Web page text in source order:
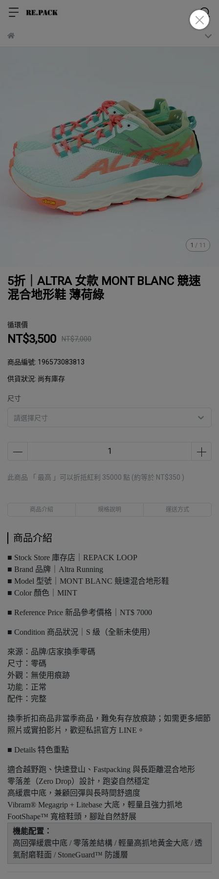
1 / 11
5折｜ALTRA 女款 MONT BLANC 競速
混合地形鞋 薄荷綠
循環價
NT$3,500 NT$7,000
商品編號: 196573083813
供貨狀況: 尚有庫存
尺寸
請選擇尺寸
此商品 「 最高 」可以折抵紅利 35000 點 (約等於 NT$350 )
商品介紹 規格說明 運送方式
商品介紹
■ Stock Store 庫存店｜REPACK LOOP
■ Brand 品牌｜Altra Running
■ Model 型號｜MONT BLANC 競速混合地形鞋
■ Color 顏色｜MINT
■ Reference Price 新品參考價格｜NT$ 7000
■ Condition 商品狀況｜S 級（全新未使用）
來源：品牌/店家換季零碼
尺寸：零碼
外觀：無使用痕跡
功能：正常
配件：完整
換季折扣商品非當季商品，難免有存放痕跡；如需更多細節
照片或實拍影片，歡迎私訊官方 LINE。
■ Details 特色重點
適合越野跑、快速登山、Fastpacking 與長距離混合地形
零落差（Zero Drop）設計，跑姿自然穩定
高緩震中底，兼顧回彈與長時間舒適度
Vibram® Megagrip + Litebase 大底，輕量且強力抓地
FootShape™ 寬楦鞋頭，腳趾自然舒展
機能配置：
高回彈緩震中底 / 零落差結構 / 輕量高抓地黃金大底 / 透
氣耐磨鞋面 / StoneGuard™ 防護層